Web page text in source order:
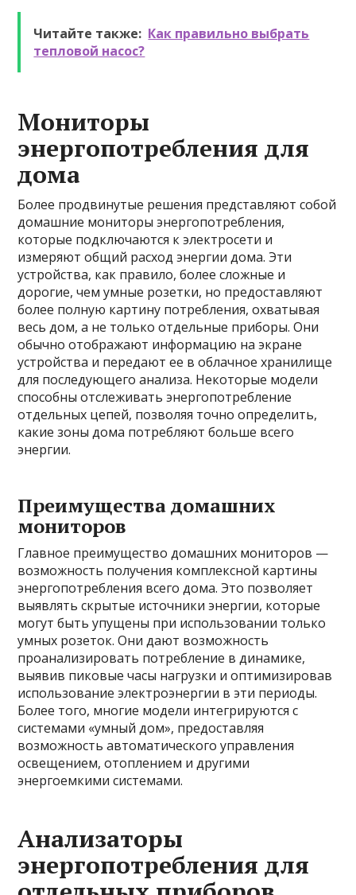
Читайте также: Как правильно выбрать
тепловой насос?
Мониторы
энергопотребления для
дома
Более продвинутые решения представляют собой
домашние мониторы энергопотребления,
которые подключаются к электросети и
измеряют общий расход энергии дома. Эти
устройства, как правило, более сложные и
дорогие, чем умные розетки, но предоставляют
более полную картину потребления, охватывая
весь дом, а не только отдельные приборы. Они
обычно отображают информацию на экране
устройства и передают ее в облачное хранилище
для последующего анализа. Некоторые модели
способны отслеживать энергопотребление
отдельных цепей, позволяя точно определить,
какие зоны дома потребляют больше всего
энергии.
Преимущества домашних
мониторов
Главное преимущество домашних мониторов —
возможность получения комплексной картины
энергопотребления всего дома. Это позволяет
выявлять скрытые источники энергии, которые
могут быть упущены при использовании только
умных розеток. Они дают возможность
проанализировать потребление в динамике,
выявив пиковые часы нагрузки и оптимизировав
использование электроэнергии в эти периоды.
Более того, многие модели интегрируются с
системами «умный дом», предоставляя
возможность автоматического управления
освещением, отоплением и другими
энергоемкими системами.
Анализаторы
энергопотребления для